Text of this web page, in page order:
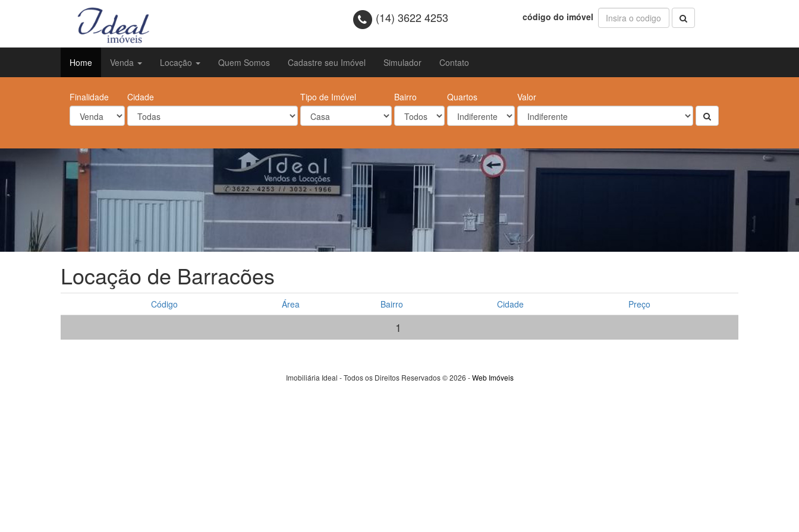
(14) 3622 4253 código do imóvel
Home Venda Locação Quem Somos Cadastre seu Imóvel Simulador Contato
Finalidade Cidade Tipo de Imóvel Bairro Quartos Valor
Locação de Barracões
Código Área Bairro Cidade Preço
1
Imobiliária Ideal - Todos os Direitos Reservados © 2026 -Web Imóveis